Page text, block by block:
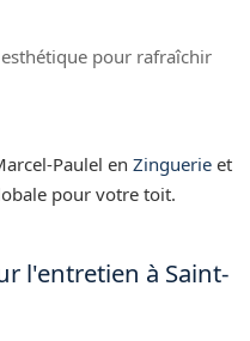
pour rafraîchir
Paulel en Zinguerie et
pour votre toit.
l'entretien à Saint-